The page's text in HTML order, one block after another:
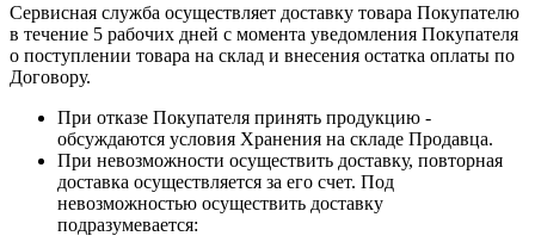
Сервисная служба осуществляет доставку товара Покупателю
в течение 5 рабочих дней с момента уведомления Покупателя
о поступлении товара на склад и внесения остатка оплаты по
Договору.
При отказе Покупателя принять продукцию -
обсуждаются условия Хранения на складе Продавца.
При невозможности осуществить доставку, повторная
доставка осуществляется за его счет. Под
невозможностью осуществить доставку
подразумевается: